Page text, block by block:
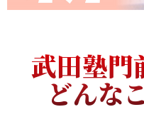
武田塾門
どんな